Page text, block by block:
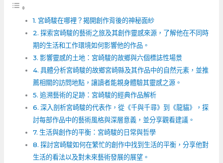
宮崎駿在哪裡？揭開創作背後的神秘面紗
探索宮崎駿的藝術之旅及其創作靈感來源，了解他在不同時
期的生活和工作環境如何影響他的作品。
影響靈感的土地：宮崎駿的故鄉與六個標誌性場景
具體分析宮崎駿的故鄉宮崎縣及其作品中的自然元素，並推
薦相關的訪問地點，讓讀者能親身體驗其靈感之源。
追溯藝術的足跡：宮崎駿的經典作品解析
深入剖析宮崎駿的代表作，從《千與千尋》到《龍貓》，探
討每部作品中的藝術風格與深層意義，並分享觀看建議。
生活與創作的平衡：宮崎駿的日常與哲學
探討宮崎駿如何在繁忙的創作中找到生活的平衡，分享他對
生活的看法以及對未來藝術發展的展望。